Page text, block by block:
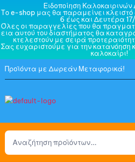
Ειδοποίηση
Το e-shop μας θα παραμείνει
6 έως και Δευτέρα
Όλες οι παραγγελίες που θα
εια αυτού του διαστήματος θα
κτελεστούν με σειρά
Σας ευχαριστούμε για την
καλοκαίρι!
Προϊόντα με Δωρεάν Μεταφορικά!